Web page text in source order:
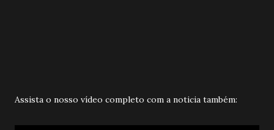
Assista o nosso vídeo completo com a noticia também: